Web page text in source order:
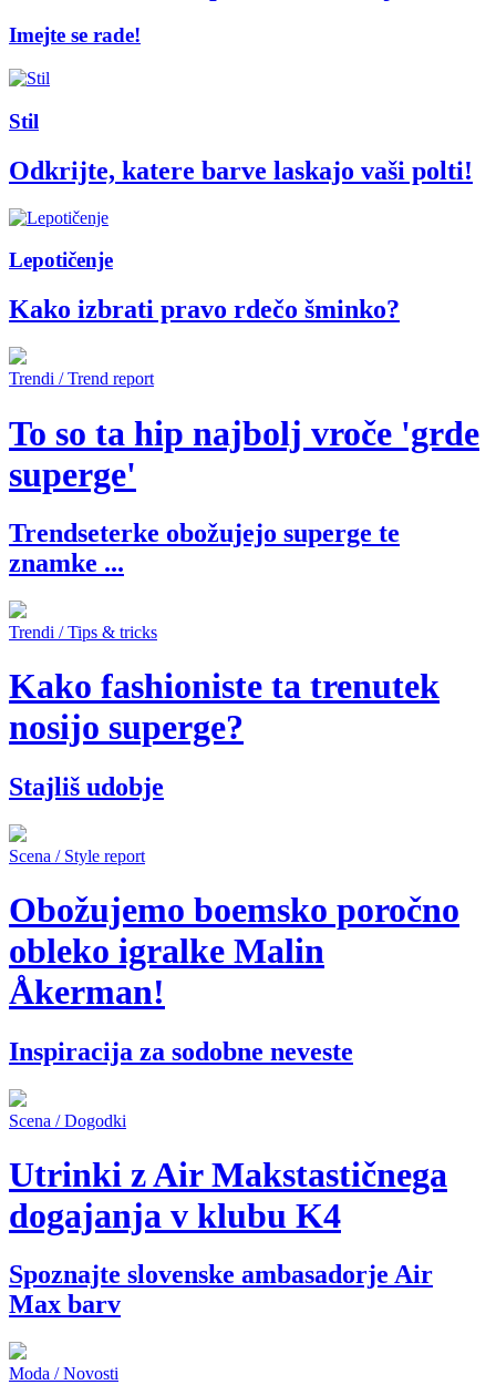
Imejte se rade!
Stil
Odkrijte, katere barve laskajo vaši polti!
Lepotičenje
Kako izbrati pravo rdečo šminko?
Trendi / Trend report
To so ta hip najbolj vroče 'grde
superge'
Trendseterke obožujejo superge te
znamke ...
Trendi / Tips & tricks
Kako fashioniste ta trenutek
nosijo superge?
Stajliš udobje
Scena / Style report
Obožujemo boemsko poročno
obleko igralke Malin
Åkerman!
Inspiracija za sodobne neveste
Scena / Dogodki
Utrinki z Air Makstastičnega
dogajanja v klubu K4
Spoznajte slovenske ambasadorje Air
Max barv
Moda / Novosti